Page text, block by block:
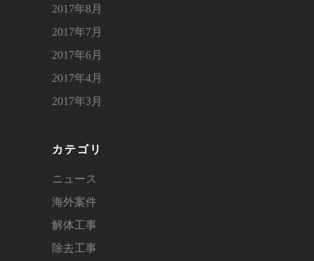
2017年8月
2017年7月
2017年6月
2017年4月
2017年3月
カテゴリ
ニュース
海外案件
解体工事
除去工事